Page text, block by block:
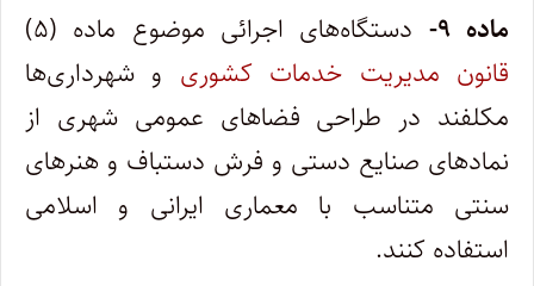
ماده ۹-
دستگاه‌های اجرائی موضوع ماده (۵)
قانون مدیریت خدمات کشوری و شهرداری‌ها
مکلفند در طراحی فضاهای عمومی شهری از
نمادهای صنایع دستی و فرش دستباف و هنرهای
سنتی متناسب با معماری ایرانی و اسلامی
استفاده کنند.